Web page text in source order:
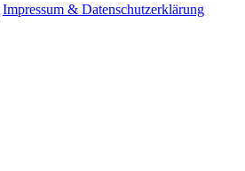
Impressum & Datenschutzerklärung